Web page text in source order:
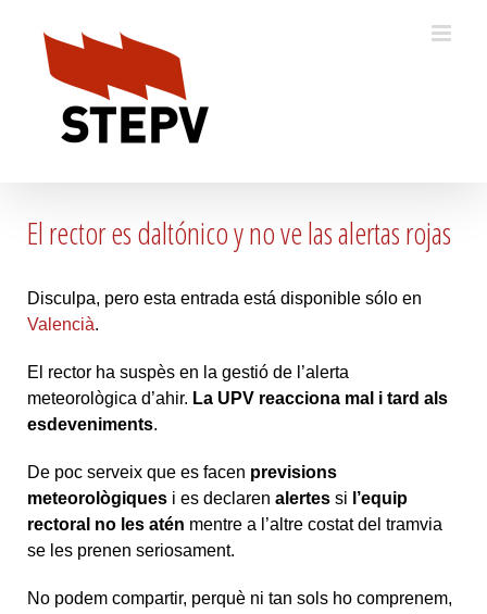
content
El rector es daltónico y no ve las alertas rojas
Disculpa, pero esta entrada está disponible sólo en
Valencià.
El rector ha suspès en la gestió de l’alerta
meteorològica d’ahir. La UPV reacciona mal i tard als
esdeveniments.
De poc serveix que es facen previsions
meteorològiques i es declaren alertes si l’equip
rectoral no les atén mentre a l’altre costat del tramvia
se les prenen seriosament.
No podem compartir, perquè ni tan sols ho comprenem,